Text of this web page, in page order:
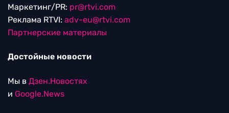
Маркетинг/PR: pr@rtvi.com
Реклама RTVI: adv-eu@rtvi.com
Партнерские материалы
Достойные новости
Мы в Дзен.Новостях
и Google.News